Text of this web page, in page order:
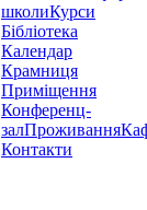
школиКурси
Бібліотека
Календар
Крамниця
Приміщення
Конференц-
залПроживання
Контакти